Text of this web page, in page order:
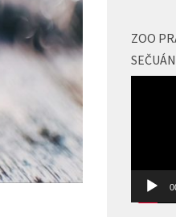
Video
přehrávač